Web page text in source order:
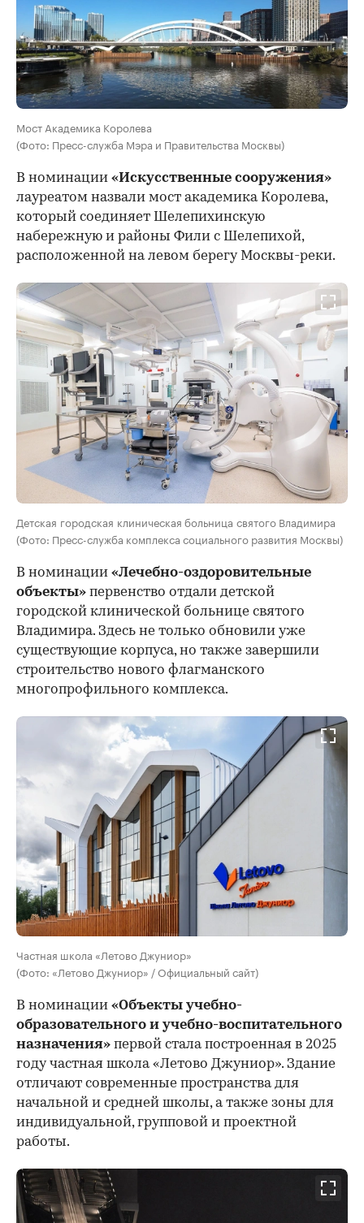
Мост Академика Королева
(Фото: Пресс-служба Мэра и Правительства Москвы)
В номинации «Искусственные сооружения»
лауреатом назвали мост академика Королева,
который соединяет Шелепихинскую
набережную и районы Фили с Шелепихой,
расположенной на левом берегу Москвы-реки.
Детская городская клиническая больница святого Владимира
(Фото: Пресс-служба комплекса социального развития Москвы)
В номинации «Лечебно-оздоровительные
объекты» первенство отдали детской
городской клинической больнице святого
Владимира. Здесь не только обновили уже
существующие корпуса, но также завершили
строительство нового флагманского
многопрофильного комплекса.
Частная школа «Летово Джуниор»
(Фото: «Летово Джуниор» / Официальный сайт)
В номинации «Объекты учебно-
образовательного и учебно-воспитательного
назначения» первой стала построенная в 2025
году частная школа «Летово Джуниор». Здание
отличают современные пространства для
начальной и средней школы, а также зоны для
индивидуальной, групповой и проектной
работы.